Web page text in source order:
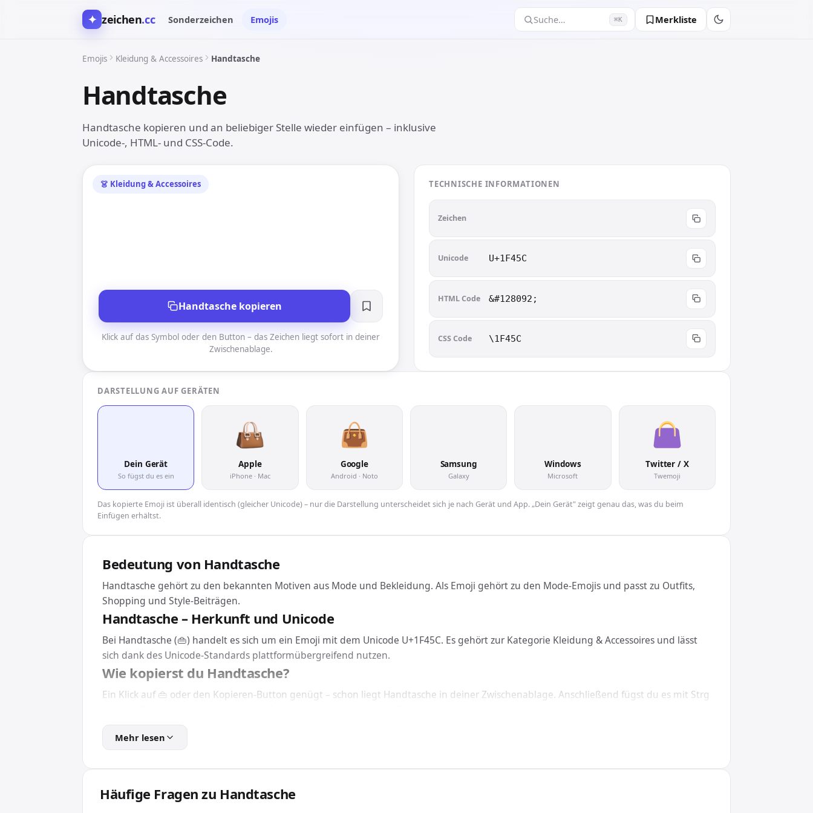
✦ zeichen.cc Sonderzeichen Emojis Suche… ⌘K Merkliste
Emojis Kleidung & Accessoires Handtasche
Handtasche
Handtasche kopieren und an beliebiger Stelle wieder einfügen – inklusive
Unicode-, HTML- und CSS-Code.
👗 Kleidung & Accessoires
Handtasche kopieren
Klick auf das Symbol oder den Button – das Zeichen liegt sofort in deiner
Zwischenablage.
TECHNISCHE INFORMATIONEN
Zeichen
Unicode U+1F45C
HTML Code &#128092;
CSS Code \1F45C
DARSTELLUNG AUF GERÄTEN
Dein Gerät
So fügst du es ein
Apple
iPhone · Mac
Google
Android · Noto
Samsung
Galaxy
Windows
Microsoft
Twitter / X
Twemoji
Das kopierte Emoji ist überall identisch (gleicher Unicode) – nur die Darstellung unterscheidet sich je nach Gerät und App. „Dein Gerät" zeigt genau das, was du beim
Einfügen erhältst.
Bedeutung von Handtasche
Handtasche gehört zu den bekannten Motiven aus Mode und Bekleidung. Als Emoji gehört zu den Mode-Emojis und passt zu Outfits,
Shopping und Style-Beiträgen.
Handtasche – Herkunft und Unicode
Bei Handtasche (👜) handelt es sich um ein Emoji mit dem Unicode U+1F45C. Es gehört zur Kategorie Kleidung & Accessoires und lässt
sich dank des Unicode-Standards plattformübergreifend nutzen.
Wie kopierst du Handtasche?
Ein Klick auf 👜 oder den Kopieren-Button genügt – schon liegt Handtasche in deiner Zwischenablage. Anschließend fügst du es mit Strg
Eine Installation brauchst du dafür nicht: Handtasche funktioniert geräteübergreifend auf Windows, macOS, Linux, iOS und Android.
So wird das Emoji unabhängig von der installierten Schriftart korrekt dargestellt.
Wofür wird Handtasche verwendet?
Mehr lesen
Häufige Fragen zu Handtasche